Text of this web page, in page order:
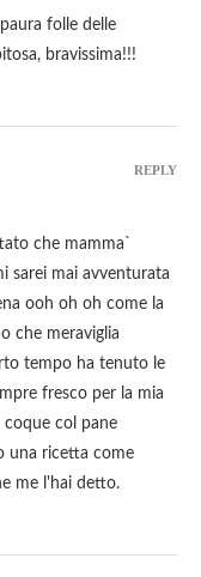
folle delle
bravissima!!!
che mamma`
sarei mai avventurata
ooh oh oh come la
che meraviglia
tempo ha tenuto le
fresco per la mia
coque col pane
una ricetta come
me l'hai detto.
REPLY